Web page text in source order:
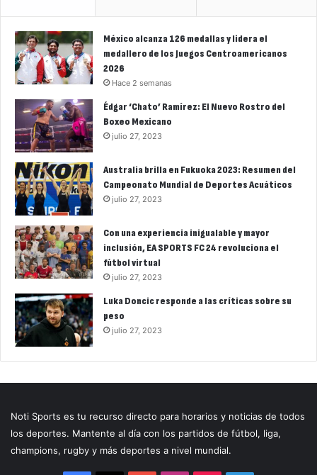
México alcanza 126 medallas y lidera el
medallero de los Juegos Centroamericanos
2026
Hace 2 semanas
Édgar ‘Chato’ Ramírez: El Nuevo Rostro del
Boxeo Mexicano
julio 27, 2023
Australia brilla en Fukuoka 2023: Resumen del
Campeonato Mundial de Deportes Acuáticos
julio 27, 2023
Con una experiencia inigualable y mayor
inclusión, EA SPORTS FC 24 revoluciona el
fútbol virtual
julio 27, 2023
Luka Doncic responde a las críticas sobre su
peso
julio 27, 2023
Noti Sports es tu recurso directo para horarios y noticias de todos
los deportes. Mantente al día con los partidos de fútbol, liga,
champions, rugby y más deportes a nivel mundial.